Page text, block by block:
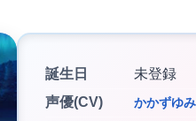
誕生日
未登録
声優(CV)
かかずゆみ